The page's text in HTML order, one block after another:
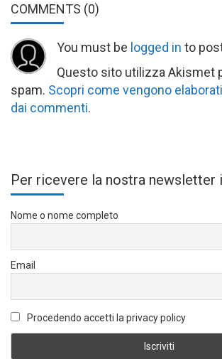
COMMENTS (0)
You must be logged in to
Questo sito utilizza Akismet
spam. Scopri come vengono
dai commenti.
Per ricevere la nostra newsletter
Nome o nome completo
Email
Procedendo accetti la privacy policy